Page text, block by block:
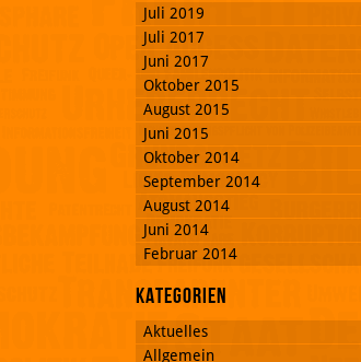
Juli 2019
Juli 2017
Juni 2017
Oktober 2015
August 2015
Juni 2015
Oktober 2014
September 2014
August 2014
Juni 2014
Februar 2014
Kategorien
Aktuelles
Allgemein